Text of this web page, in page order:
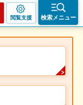
閲覧支援 検索メニュー